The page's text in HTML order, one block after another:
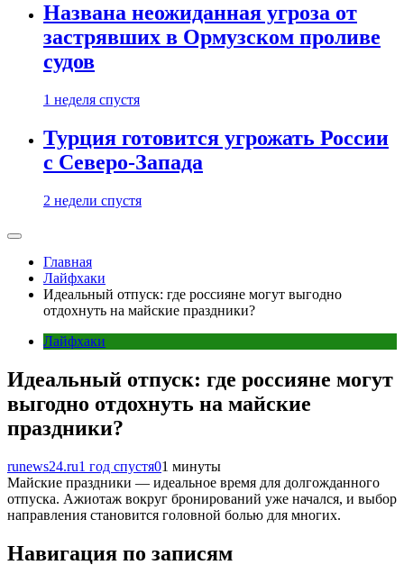
Названа неожиданная угроза от
застрявших в Ормузском проливе
судов
1 неделя спустя
Турция готовится угрожать России
с Северо-Запада
2 недели спустя
Главная
Лайфхаки
Идеальный отпуск: где россияне могут выгодно
отдохнуть на майские праздники?
Лайфхаки
Идеальный отпуск: где россияне могут
выгодно отдохнуть на майские
праздники?
runews24.ru1 год спустя01 минуты
Майские праздники — идеальное время для долгожданного
отпуска. Ажиотаж вокруг бронирований уже начался, и выбор
направления становится головной болью для многих.
Навигация по записям